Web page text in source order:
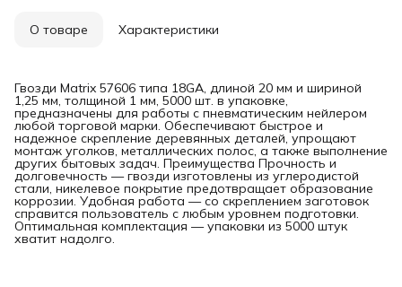
О товаре Характеристики
Гвозди Matrix 57606 типа 18GA, длиной 20 мм и шириной
1,25 мм, толщиной 1 мм, 5000 шт. в упаковке,
предназначены для работы с пневматическим нейлером
любой торговой марки. Обеспечивают быстрое и
надежное скрепление деревянных деталей, упрощают
монтаж уголков, металлических полос, а также выполнение
других бытовых задач. Преимущества Прочность и
долговечность — гвозди изготовлены из углеродистой
стали, никелевое покрытие предотвращает образование
коррозии. Удобная работа — со скреплением заготовок
справится пользователь с любым уровнем подготовки.
Оптимальная комплектация — упаковки из 5000 штук
хватит надолго.